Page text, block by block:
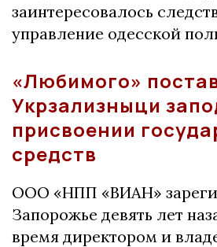
заинтересовалось
управление одесской
«Любимого»
Укрзализныци
присвоении
средств
ООО «НПП «ВИАН»
Запорожье девять лет
время директором и